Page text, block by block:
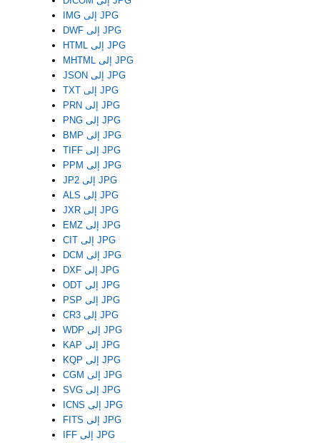
IMG إلى JPG
DWF إلى JPG
HTML إلى JPG
MHTML إلى JPG
JSON إلى JPG
TXT إلى JPG
PRN إلى JPG
PNG إلى JPG
BMP إلى JPG
TIFF إلى JPG
PPM إلى JPG
JP2 إلى JPG
ALS إلى JPG
JXR إلى JPG
EMZ إلى JPG
CIT إلى JPG
DCM إلى JPG
DXF إلى JPG
ODT إلى JPG
PSP إلى JPG
CR3 إلى JPG
WDP إلى JPG
KAP إلى JPG
KQP إلى JPG
CGM إلى JPG
SVG إلى JPG
ICNS إلى JPG
FITS إلى JPG
IFF إلى JPG